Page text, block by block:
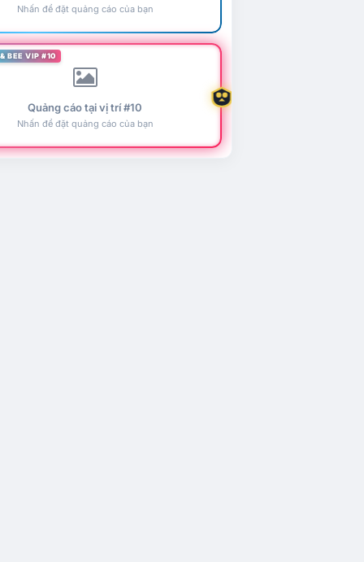
Nhấn để đặt quảng cáo của bạn
BEE VIP #10
Quảng cáo tại vị trí #10
Nhấn để đặt quảng cáo của bạn